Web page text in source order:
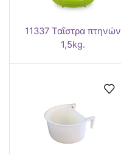
11337 Ταΐστρα πτηνών
1,5kg.